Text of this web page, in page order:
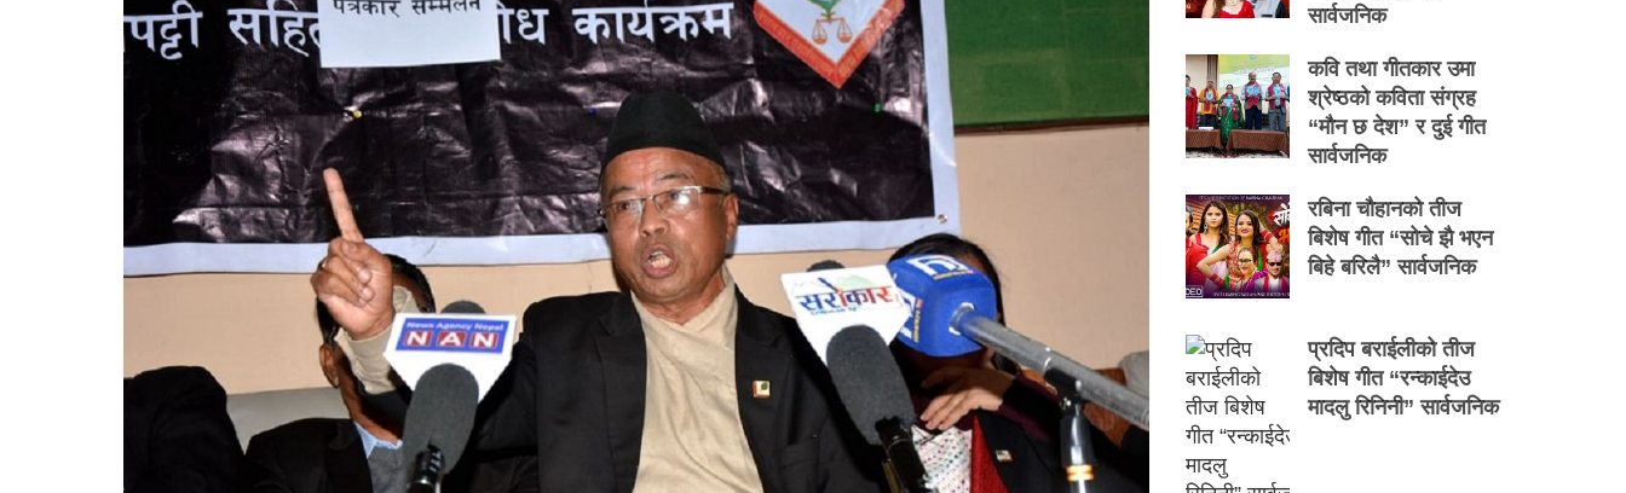
सार्वजनिक
कवि तथा गीतकार उमा
श्रेष्ठको कविता संग्रह
“मौन छ देश” र दुई गीत
सार्वजनिक
रबिना चौहानको तीज
बिशेष गीत “सोचे झै भएन
बिहे बरिलै” सार्वजनिक
प्रदिप बराईलीको तीज
बिशेष गीत “रन्काईदेउ
मादलु रिनिनी” सार्वजनिक